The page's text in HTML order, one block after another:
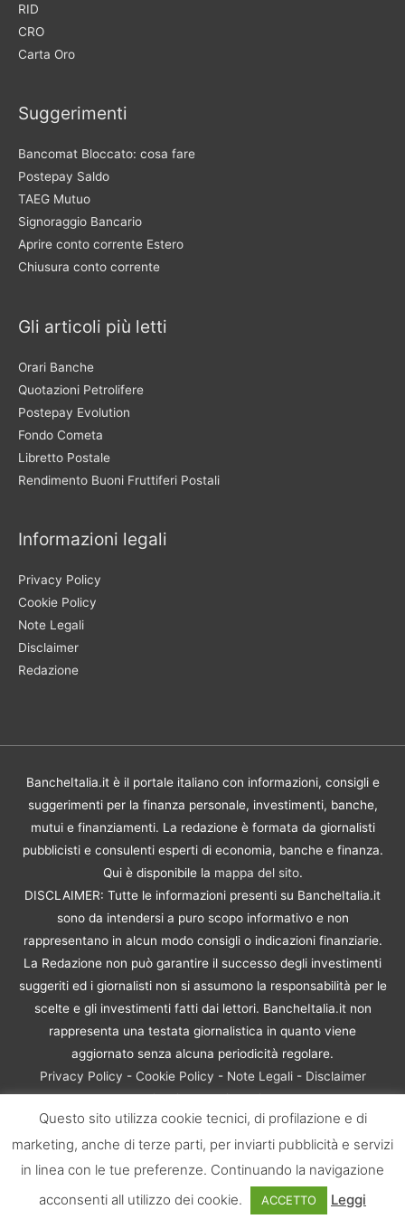
RID
CRO
Carta Oro
Suggerimenti
Bancomat Bloccato: cosa fare
Postepay Saldo
TAEG Mutuo
Signoraggio Bancario
Aprire conto corrente Estero
Chiusura conto corrente
Gli articoli più letti
Orari Banche
Quotazioni Petrolifere
Postepay Evolution
Fondo Cometa
Libretto Postale
Rendimento Buoni Fruttiferi Postali
Informazioni legali
Privacy Policy
Cookie Policy
Note Legali
Disclaimer
Redazione
BancheItalia.it è il portale italiano con informazioni, consigli e
suggerimenti per la finanza personale, investimenti, banche,
mutui e finanziamenti. La redazione è formata da giornalisti
pubblicisti e consulenti esperti di economia, banche e finanza.
Qui è disponibile la mappa del sito.
DISCLAIMER: Tutte le informazioni presenti su BancheItalia.it
sono da intendersi a puro scopo informativo e non
rappresentano in alcun modo consigli o indicazioni finanziarie.
La Redazione non può garantire il successo degli investimenti
suggeriti ed i giornalisti non si assumono la responsabilità per le
scelte e gli investimenti fatti dai lettori. BancheItalia.it non
rappresenta una testata giornalistica in quanto viene
aggiornato senza alcuna periodicità regolare.
Privacy Policy - Cookie Policy - Note Legali- Disclaimer
Rischio Investimenti
BancheItalia.it Copyright © 2021. Tutti i diritti sono riservati. |
P.IVA 10673901004 | Contenuti di proprietà di BancheItalia.it:
non sono riproducibili, neanche parzialmente, senza esplicita
Questo sito utilizza cookie tecnici, di profilazione e di
marketing, anche di terze parti, per inviarti pubblicità e servizi
in linea con le tue preferenze. Continuando la navigazione
acconsenti all utilizzo dei cookie.
ACCETTO Leggi